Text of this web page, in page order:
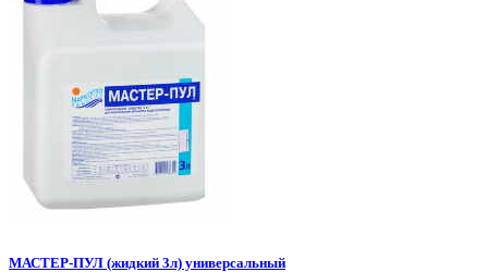
МАСТЕР-ПУЛ (жидкий 3л) универсальный